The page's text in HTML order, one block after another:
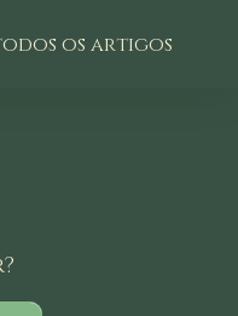
os artigos